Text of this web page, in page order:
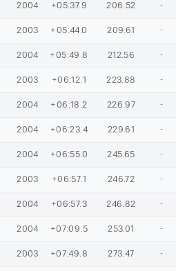
2004 +05:37.9 206.52 -
2003 +05:44.0 209.61 -
2004 +05:49.8 212.56 -
2003 +06:12.1 223.88 -
2004 +06:18.2 226.97 -
2004 +06:23.4 229.61 -
2004 +06:55.0 245.65 -
2003 +06:57.1 246.72 -
2004 +06:57.3 246.82 -
2004 +07:09.5 253.01 -
2003 +07:49.8 273.47 -